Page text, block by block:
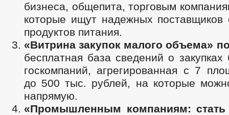
бизнеса, общепита, торговым
которые ищут надежных поставщиков
продуктов питания.
«Витрина закупок малого объема»
бесплатная база сведений о
госкомпаний, агрегированная с 7
до 500 тыс. рублей, на которые
напрямую.
«Промышленным компаниям: стать